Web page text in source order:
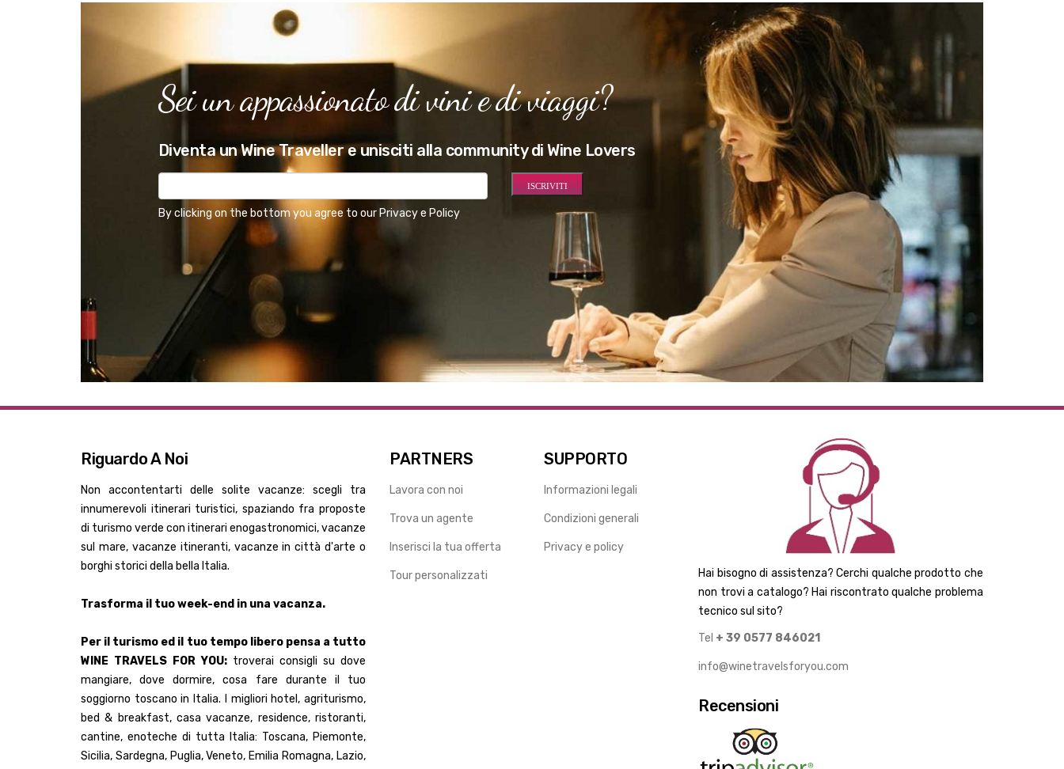
Sei un appassionato di vini e di viaggi?
Diventa un Wine Traveller e unisciti alla community di Wine Lovers
By clicking on the bottom you agree to our Privacy e Policy
Riguardo A Noi
Non accontentarti delle solite vacanze: scegli tra
innumerevoli itinerari turistici, spaziando fra proposte
di turismo verde con itinerari enogastronomici, vacanze
sul mare, vacanze itineranti, vacanze in città d'arte o
borghi storici della bella Italia.
Trasforma il tuo week-end in una vacanza.
Per il turismo ed il tuo tempo libero pensa a tutto
WINE TRAVELS FOR YOU: troverai consigli su dove
mangiare, dove dormire, cosa fare durante il tuo
soggiorno toscano in Italia. I migliori hotel, agriturismo,
bed & breakfast, casa vacanze, residence, ristoranti,
cantine, enoteche di tutta Italia: Toscana, Piemonte,
Sicilia, Sardegna, Puglia, Veneto, Emilia Romagna, Lazio,
PARTNERS
Lavora con noi
Trova un agente
Inserisci la tua offerta
Tour personalizzati
SUPPORTO
Informazioni legali
Condizioni generali
Privacy e policy
Hai bisogno di assistenza? Cerchi qualche prodotto che
non trovi a catalogo? Hai riscontrato qualche problema
tecnico sul sito?
Tel + 39 0577 846021
info@winetravelsforyou.com
Recensioni